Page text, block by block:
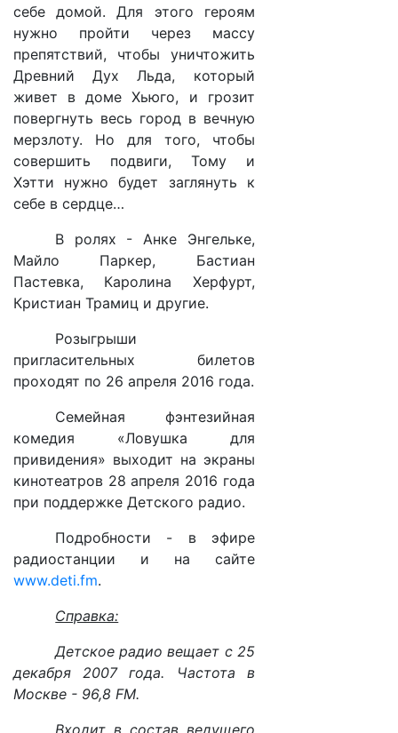
себе домой. Для этого героям
нужно пройти через массу
препятствий, чтобы уничтожить
Древний Дух Льда, который
живет в доме Хьюго, и грозит
повергнуть весь город в вечную
мерзлоту. Но для того, чтобы
совершить подвиги, Тому и
Хэтти нужно будет заглянуть к
себе в сердце…
В ролях - Анке Энгельке,
Майло Паркер, Бастиан
Пастевка, Каролина Херфурт,
Кристиан Трамиц и другие.
Розыгрыши
пригласительных билетов
проходят по 26 апреля 2016 года.
Семейная фэнтезийная
комедия «Ловушка для
привидения» выходит на экраны
кинотеатров 28 апреля 2016 года
при поддержке Детского радио.
Подробности - в эфире
радиостанции и на сайте
www.deti.fm.
Справка:
Детское радио вещает с 25
декабря 2007 года. Частота в
Москве - 96,8 FM.
Входит в состав ведущего